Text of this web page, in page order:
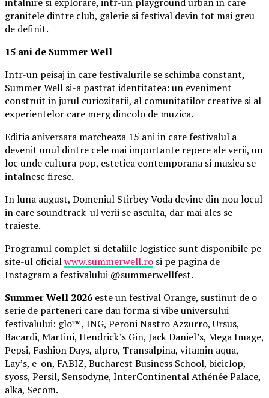
granitele dintre club, galerie si festival devin tot mai greu
de definit.
15 ani de Summer Well
Intr-un peisaj in care festivalurile se schimba constant,
Summer Well si-a pastrat identitatea: un eveniment
construit in jurul curiozitatii, al comunitatilor creative si al
experientelor care merg dincolo de muzica.
Editia aniversara marcheaza 15 ani in care festivalul a
devenit unul dintre cele mai importante repere ale verii, un
loc unde cultura pop, estetica contemporana si muzica se
intalnesc firesc.
In luna august, Domeniul Stirbey Voda devine din nou locul
in care soundtrack-ul verii se asculta, dar mai ales se
traieste.
Programul complet si detaliile logistice sunt disponibile pe
site-ul oficialwww.summerwell.ro si pe pagina de
Instagram a festivalului @summerwellfest.
Summer Well 2026 este un festival Orange, sustinut de o
serie de parteneri care dau forma si vibe universului
festivalului: glo™, ING, Peroni Nastro Azzurro, Ursus,
Bacardi, Martini, Hendrick’s Gin, Jack Daniel’s, Mega Image,
Pepsi, Fashion Days, alpro, Transalpina, vitamin aqua,
Lay’s, e-on, FABIZ, Bucharest Business School, biciclop,
syoss, Persil, Sensodyne, InterContinental Athénée Palace,
alka, Secom.